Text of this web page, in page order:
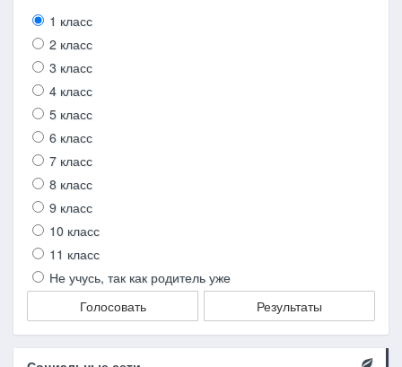
1 класс
2 класс
3 класс
4 класс
5 класс
6 класс
7 класс
8 класс
9 класс
10 класс
11 класс
Не учусь, так как родитель уже
Голосовать
Результаты